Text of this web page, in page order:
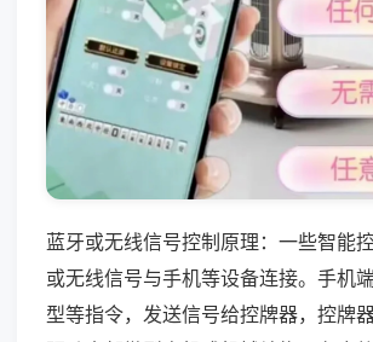
蓝牙或无线信号控制原理：一些智能
或无线信号与手机等设备连接。手机
型等指令，发送信号给控牌器，控牌